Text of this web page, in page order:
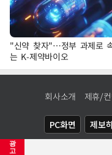
광
고
"신약 찾자"…정부 과제로
는 K-제약바이오
회사소개 제휴/
PC화면 제보